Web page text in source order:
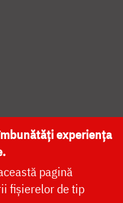
NAȚIONALĂ
experiența
pagină
fișierelor de tip